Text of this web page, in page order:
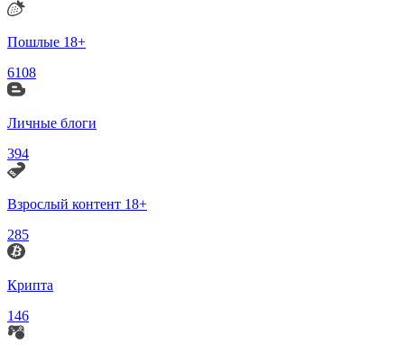
Пошлые 18+
6108
Личные блоги
394
Взрослый контент 18+
285
Крипта
146